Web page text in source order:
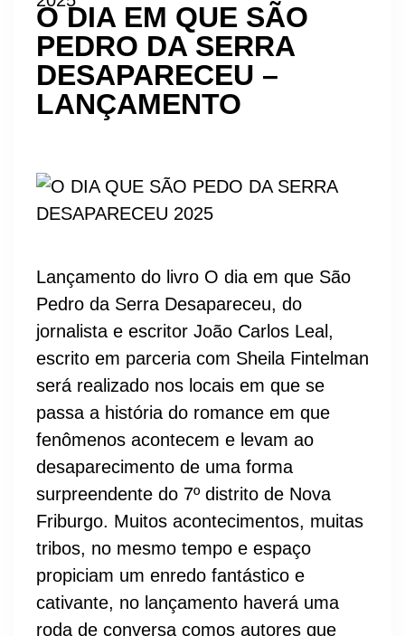
O DIA EM QUE SÃO
PEDRO DA SERRA
DESAPARECEU –
LANÇAMENTO
Lançamento do livro O dia em que São
Pedro da Serra Desapareceu, do
jornalista e escritor João Carlos Leal,
escrito em parceria com Sheila Fintelman
será realizado nos locais em que se
passa a história do romance em que
fenômenos acontecem e levam ao
desaparecimento de uma forma
surpreendente do 7º distrito de Nova
Friburgo. Muitos acontecimentos, muitas
tribos, no mesmo tempo e espaço
propiciam um enredo fantástico e
cativante, no lançamento haverá uma
roda de conversa comos autores que